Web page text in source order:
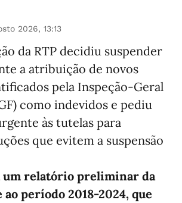
2026, 13:13
da RTP decidiu suspender
a atribuição de novos
pela Inspeção-Geral
como indevidos e pediu
às tutelas para
que evitem a suspensão
um relatório preliminar da
período 2018-2024, que